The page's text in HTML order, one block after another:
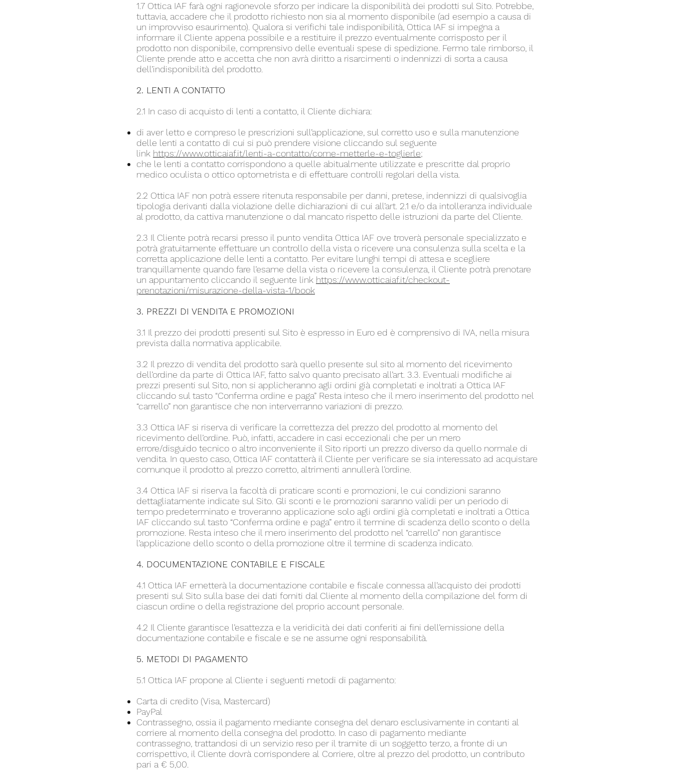
1.7 Ottica IAF farà ogni ragionevole sforzo per indicare la disponibilità dei prodotti sul Sito. Potrebbe,
tuttavia, accadere che il prodotto richiesto non sia al momento disponibile (ad esempio a causa di
un improvviso esaurimento). Qualora si verifichi tale indisponibilità, Ottica IAF si impegna a
informare il Cliente appena possibile e a restituire il prezzo eventualmente corrisposto per il
prodotto non disponibile, comprensivo delle eventuali spese di spedizione. Fermo tale rimborso, il
Cliente prende atto e accetta che non avrà diritto a risarcimenti o indennizzi di sorta a causa
dell’indisponibilità del prodotto.
2. LENTI A CONTATTO
2.1 In caso di acquisto di lenti a contatto, il Cliente dichiara:
di aver letto e compreso le prescrizioni sull’applicazione, sul corretto uso e sulla manutenzione
delle lenti a contatto di cui si può prendere visione cliccando sul seguente
link https://www.otticaiaf.it/lenti-a-contatto/come-metterle-e-toglierle;
che le lenti a contatto corrispondono a quelle abitualmente utilizzate e prescritte dal proprio
medico oculista o ottico optometrista e di effettuare controlli regolari della vista.
2.2 Ottica IAF non potrà essere ritenuta responsabile per danni, pretese, indennizzi di qualsivoglia
tipologia derivanti dalla violazione delle dichiarazioni di cui all’art. 2.1 e/o da intolleranza individuale
al prodotto, da cattiva manutenzione o dal mancato rispetto delle istruzioni da parte del Cliente.
2.3 Il Cliente potrà recarsi presso il punto vendita Ottica IAF ove troverà personale specializzato e
potrà gratuitamente effettuare un controllo della vista o ricevere una consulenza sulla scelta e la
corretta applicazione delle lenti a contatto. Per evitare lunghi tempi di attesa e scegliere
tranquillamente quando fare l’esame della vista o ricevere la consulenza, il Cliente potrà prenotare
un appuntamento cliccando il seguente link https://www.otticaiaf.it/checkout-
prenotazioni/misurazione-della-vista-1/book
3. PREZZI DI VENDITA E PROMOZIONI
3.1 Il prezzo dei prodotti presenti sul Sito è espresso in Euro ed è comprensivo di IVA, nella misura
prevista dalla normativa applicabile.
3.2 Il prezzo di vendita del prodotto sarà quello presente sul sito al momento del ricevimento
dell’ordine da parte di Ottica IAF, fatto salvo quanto precisato all’art. 3.3. Eventuali modifiche ai
prezzi presenti sul Sito, non si applicheranno agli ordini già completati e inoltrati a Ottica IAF
cliccando sul tasto “Conferma ordine e paga” Resta inteso che il mero inserimento del prodotto nel
“carrello” non garantisce che non interverranno variazioni di prezzo.
3.3 Ottica IAF si riserva di verificare la correttezza del prezzo del prodotto al momento del
ricevimento dell’ordine. Può, infatti, accadere in casi eccezionali che per un mero
errore/disguido tecnico o altro inconveniente il Sito riporti un prezzo diverso da quello normale di
vendita. In questo caso, Ottica IAF contatterà il Cliente per verificare se sia interessato ad acquistare
comunque il prodotto al prezzo corretto, altrimenti annullerà l’ordine.
3.4 Ottica IAF si riserva la facoltà di praticare sconti e promozioni, le cui condizioni saranno
dettagliatamente indicate sul Sito. Gli sconti e le promozioni saranno validi per un periodo di
tempo predeterminato e troveranno applicazione solo agli ordini già completati e inoltrati a Ottica
IAF cliccando sul tasto “Conferma ordine e paga” entro il termine di scadenza dello sconto o della
promozione. Resta inteso che il mero inserimento del prodotto nel “carrello” non garantisce
l’applicazione dello sconto o della promozione oltre il termine di scadenza indicato.
4. DOCUMENTAZIONE CONTABILE E FISCALE
4.1 Ottica IAF emetterà la documentazione contabile e fiscale connessa all’acquisto dei prodotti
presenti sul Sito sulla base dei dati forniti dal Cliente al momento della compilazione del form di
ciascun ordine o della registrazione del proprio account personale.
4.2 Il Cliente garantisce l’esattezza e la veridicità dei dati conferiti ai fini dell’emissione della
documentazione contabile e fiscale e se ne assume ogni responsabilità.
5. METODI DI PAGAMENTO
5.1 Ottica IAF propone al Cliente i seguenti metodi di pagamento:
Carta di credito (Visa, Mastercard)
PayPal
Contrassegno, ossia il pagamento mediante consegna del denaro esclusivamente in contanti al
corriere al momento della consegna del prodotto. In caso di pagamento mediante
contrassegno, trattandosi di un servizio reso per il tramite di un soggetto terzo, a fronte di un
corrispettivo, il Cliente dovrà corrispondere al Corriere, oltre al prezzo del prodotto, un contributo
pari a € 5,00.